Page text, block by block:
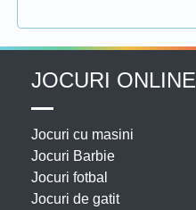
JOCURI ONLINE
Jocuri cu masini
Jocuri Barbie
Jocuri fotbal
Jocuri de gatit